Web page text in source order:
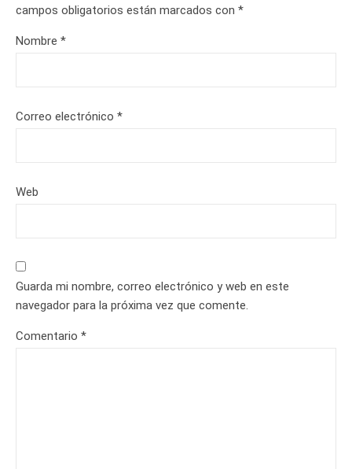
campos obligatorios están marcados con *
Nombre *
Correo electrónico *
Web
Guarda mi nombre, correo electrónico y web en este
navegador para la próxima vez que comente.
Comentario *